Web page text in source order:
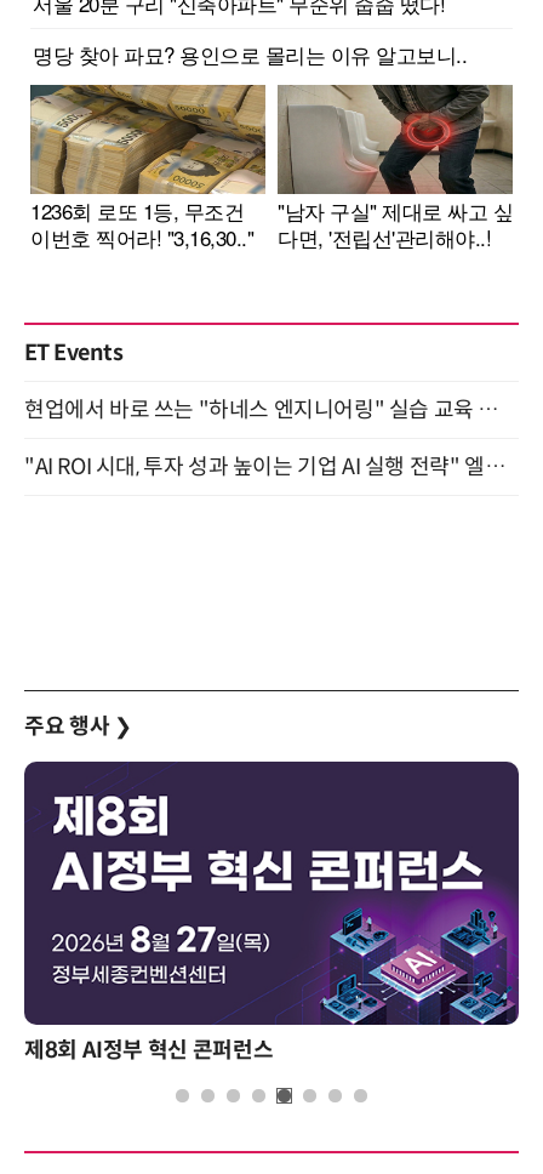
ET Events
현업에서 바로 쓰는 "하네스 엔지니어링" 실습 교육 워크숍 8월 20일 개최
"AI ROI 시대, 투자 성과 높이는 기업 AI 실행 전략" 엘타워 6층 (9월 18일)
주요 행사 ❯
제8회 AI정부 혁신 콘퍼런스